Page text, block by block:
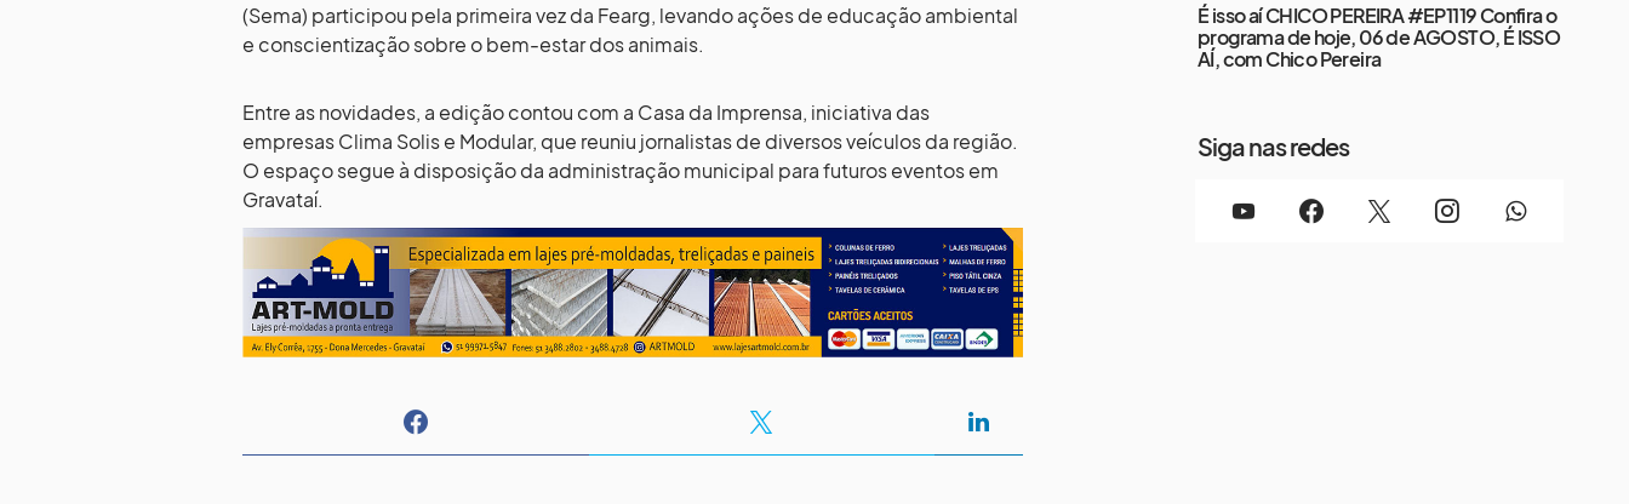
(Sema) participou pela primeira vez da Fearg, levando ações de educação ambiental
e conscientização sobre o bem-estar dos animais.
Entre as novidades, a edição contou com a Casa da Imprensa, iniciativa das
empresas Clima Solis e Modular, que reuniu jornalistas de diversos veículos da região.
O espaço segue à disposição da administração municipal para futuros eventos em
Gravataí.
É isso aí CHICO PEREIRA #EP1119 Confira o
programa de hoje, 06 de AGOSTO, É ISSO
AÍ, com Chico Pereira
Siga nas redes